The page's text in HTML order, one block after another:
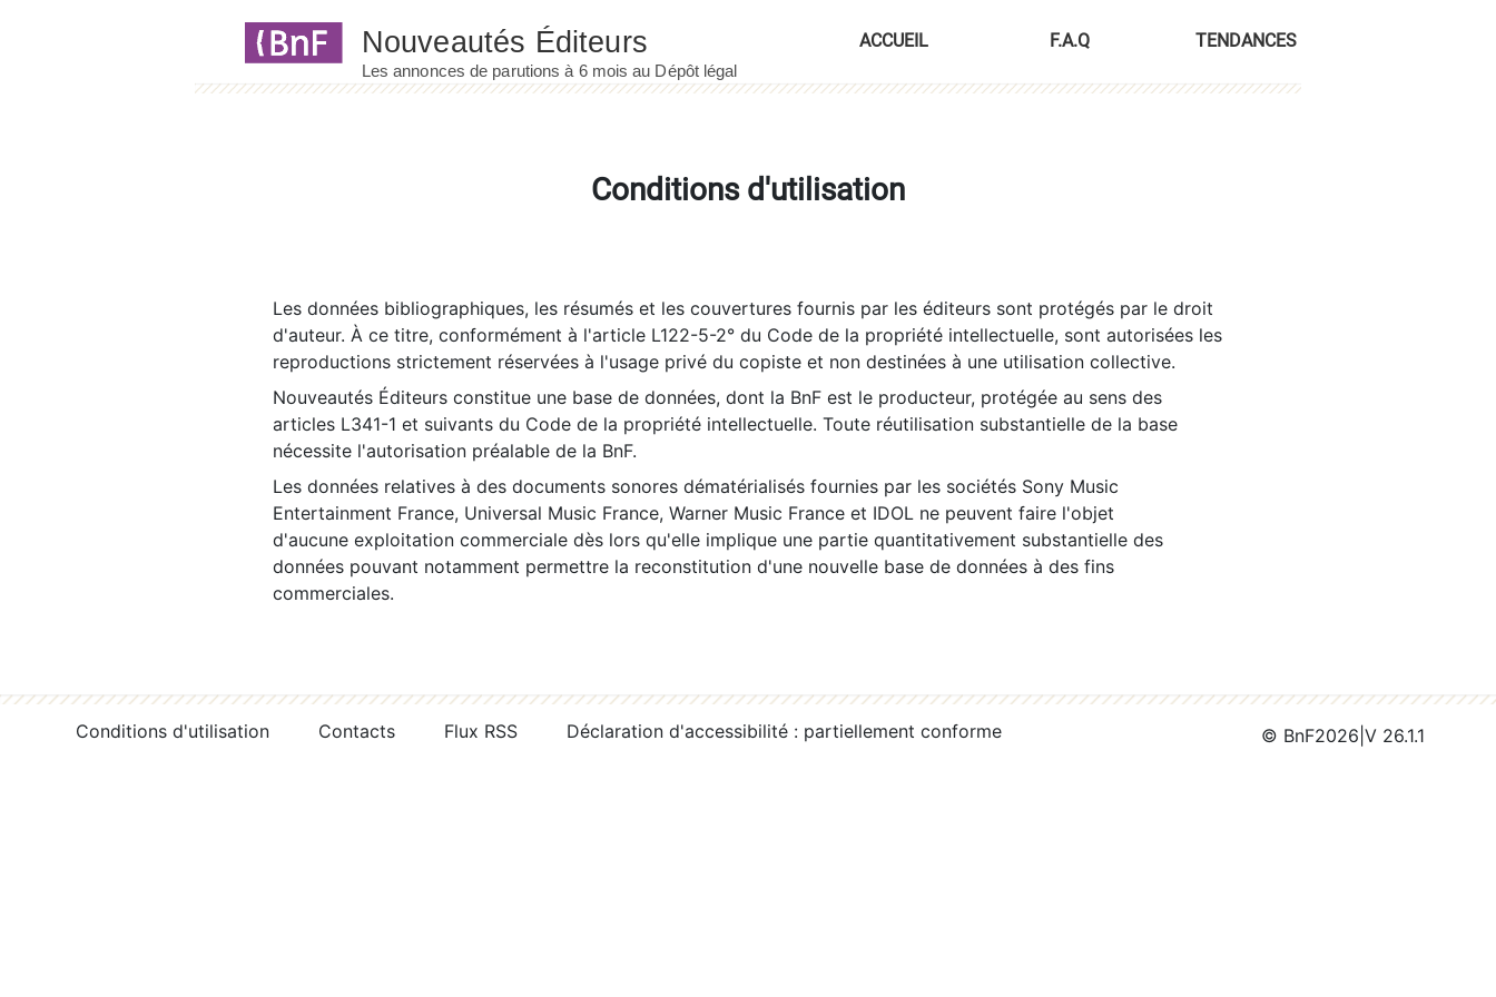
ACCUEIL F.A.Q TENDANCES
Conditions d'utilisation
Les données bibliographiques, les résumés et les couvertures fournis par les éditeurs sont protégés par le droit
d'auteur. À ce titre, conformément à l'article L122-5-2° du Code de la propriété intellectuelle, sont autorisées les
reproductions strictement réservées à l'usage privé du copiste et non destinées à une utilisation collective.
Nouveautés Éditeurs constitue une base de données, dont la BnF est le producteur, protégée au sens des
articles L341-1 et suivants du Code de la propriété intellectuelle. Toute réutilisation substantielle de la base
nécessite l'autorisation préalable de la BnF.
Les données relatives à des documents sonores dématérialisés fournies par les sociétés Sony Music
Entertainment France, Universal Music France, Warner Music France et IDOL ne peuvent faire l'objet
d'aucune exploitation commerciale dès lors qu'elle implique une partie quantitativement substantielle des
données pouvant notamment permettre la reconstitution d'une nouvelle base de données à des fins
commerciales.
Conditions d'utilisation Contacts Flux RSS Déclaration d'accessibilité : partiellement conforme © BnF2026 V 26.1.1